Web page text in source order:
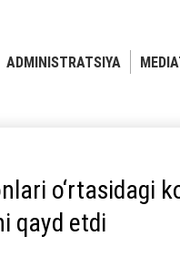
ADMINISTRATSIYA
o‘rtasidagi
qayd etdi